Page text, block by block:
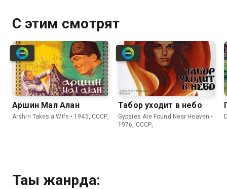
С этим смотрят
Аршин Мал Алан
Arshin Takes a Wife • 1945, СССР,
Табор уходит в небо
Gypsies Are Found Near Heaven •
1976, СССР,
Тағы жанрда: